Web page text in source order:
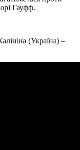
Гауфф.
(Україна) –